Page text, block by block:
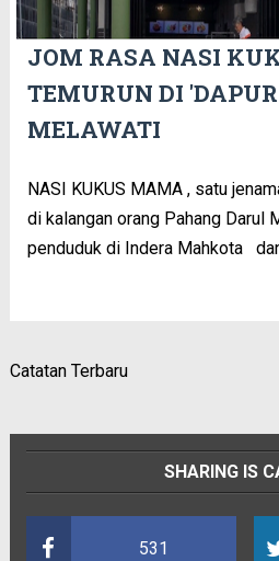
JOM RASA NASI
TEMURUN DI
MELAWATI
NASI KUKUS MAMA , satu
di kalangan orang Pahang Darul
penduduk di Indera Mahkota
Catatan Terbaru
SHARING IS
531